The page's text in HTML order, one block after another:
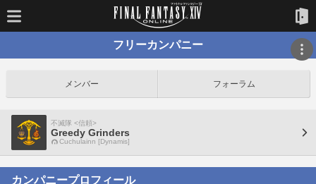
フリーカンパニー
メンバー フォーラム
不滅隊 <信頼>
Greedy Grinders
Cuchulainn [Dynamis]
カンパニープロフィール